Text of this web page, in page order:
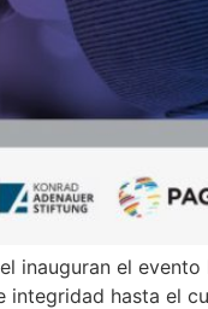
inauguran el evento
integridad hasta el